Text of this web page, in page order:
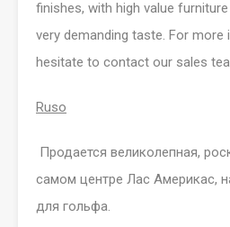
finishes, with high value
very demanding taste. For
hesitate to contact our sales
Ruso
Продается великолепная,
самом центре Лас Америкас,
для гольфа.